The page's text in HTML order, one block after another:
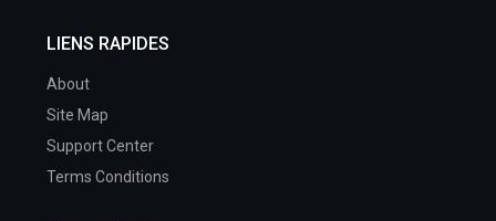
LIENS RAPIDES
About
Site Map
Support Center
Terms Conditions